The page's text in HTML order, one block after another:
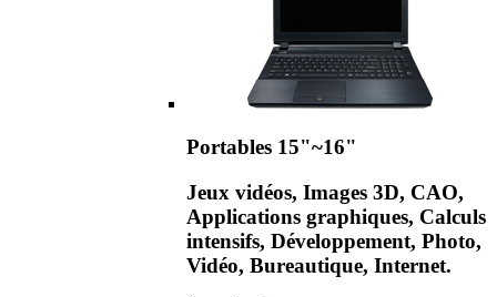
Portables 15"~16"
Jeux vidéos, Images 3D, CAO,
Applications graphiques, Calculs
intensifs, Développement, Photo,
Vidéo, Bureautique, Internet.